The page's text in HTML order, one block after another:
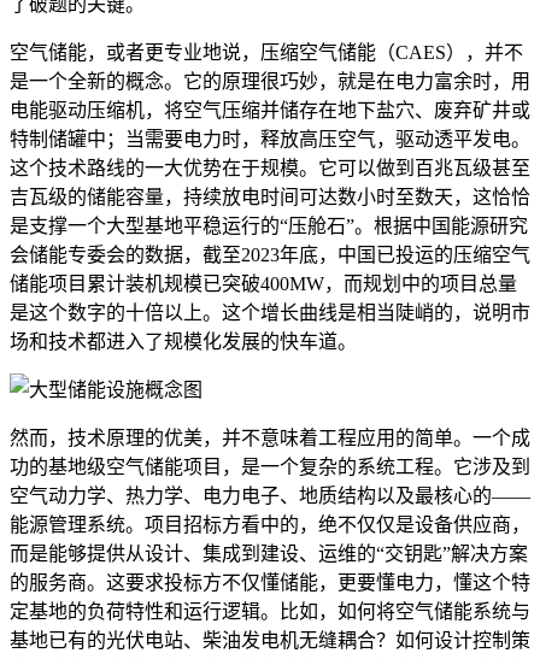
空气储能，或者更专业地说，压缩空气储能（CAES），并不
是一个全新的概念。它的原理很巧妙，就是在电力富余时，用
电能驱动压缩机，将空气压缩并储存在地下盐穴、废弃矿井或
特制储罐中；当需要电力时，释放高压空气，驱动透平发电。
这个技术路线的一大优势在于规模。它可以做到百兆瓦级甚至
吉瓦级的储能容量，持续放电时间可达数小时至数天，这恰恰
是支撑一个大型基地平稳运行的“压舱石”。根据中国能源研究
会储能专委会的数据，截至2023年底，中国已投运的压缩空气
储能项目累计装机规模已突破400MW，而规划中的项目总量
是这个数字的十倍以上。这个增长曲线是相当陡峭的，说明市
场和技术都进入了规模化发展的快车道。
然而，技术原理的优美，并不意味着工程应用的简单。一个成
功的基地级空气储能项目，是一个复杂的系统工程。它涉及到
空气动力学、热力学、电力电子、地质结构以及最核心的——
能源管理系统。项目招标方看中的，绝不仅仅是设备供应商，
而是能够提供从设计、集成到建设、运维的“交钥匙”解决方案
的服务商。这要求投标方不仅懂储能，更要懂电力，懂这个特
定基地的负荷特性和运行逻辑。比如，如何将空气储能系统与
基地已有的光伏电站、柴油发电机无缝耦合？如何设计控制策